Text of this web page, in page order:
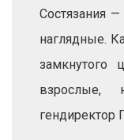
Состязания
наглядные.
замкнутого
гендиректор